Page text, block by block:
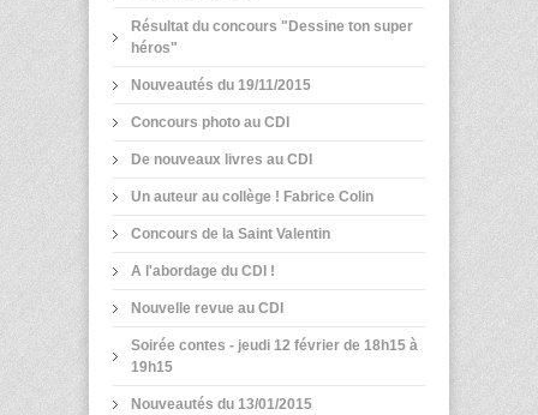
Résultat du concours "Dessine ton super
héros"
Nouveautés du 19/11/2015
Concours photo au CDI
De nouveaux livres au CDI
Un auteur au collège ! Fabrice Colin
Concours de la Saint Valentin
A l'abordage du CDI !
Nouvelle revue au CDI
Soirée contes - jeudi 12 février de 18h15 à
19h15
Nouveautés du 13/01/2015